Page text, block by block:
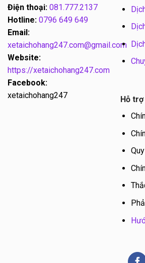
Điện thoại: 081.777.2137
Hotline: 0796 649 649
Email:
xetaichohang247.com@gmail.com
Website:
https://xetaichohang247.com
Facebook:
xetaichohang247
Hỗ